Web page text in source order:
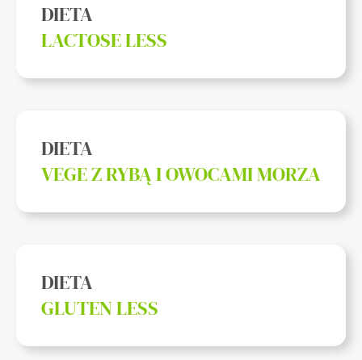
DIETA
LACTOSE LESS
DIETA
VEGE Z RYBĄ I OWOCAMI MORZA
DIETA
GLUTEN LESS